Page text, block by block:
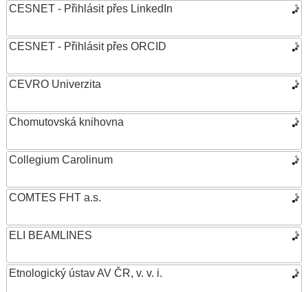
CESNET - Přihlásit přes LinkedIn
CESNET - Přihlásit přes ORCID
CEVRO Univerzita
Chomutovská knihovna
Collegium Carolinum
COMTES FHT a.s.
ELI BEAMLINES
Etnologický ústav AV ČR, v. v. i.